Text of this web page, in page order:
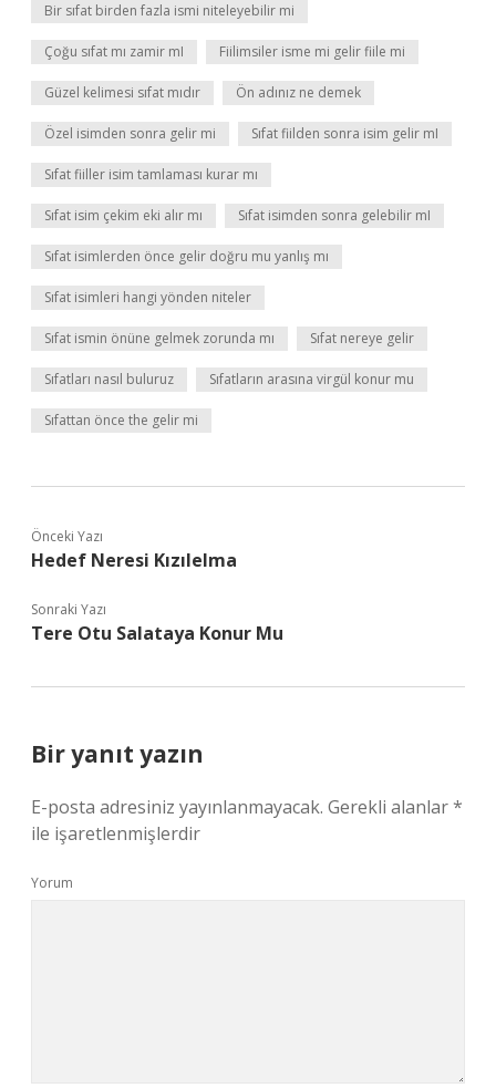
Bir sıfat birden fazla ismi niteleyebilir mi
Çoğu sıfat mı zamir mI Fiilimsiler isme mi gelir fiile mi
Güzel kelimesi sıfat mıdır Ön adınız ne demek
Özel isimden sonra gelir mi Sıfat fiilden sonra isim gelir mI
Sıfat fiiller isim tamlaması kurar mı
Sıfat isim çekim eki alır mı Sıfat isimden sonra gelebilir mI
Sıfat isimlerden önce gelir doğru mu yanlış mı
Sıfat isimleri hangi yönden niteler
Sıfat ismin önüne gelmek zorunda mı Sıfat nereye gelir
Sıfatları nasıl buluruz Sıfatların arasına virgül konur mu
Sıfattan önce the gelir mi
Önceki Yazı
Hedef Neresi Kızılelma
Sonraki Yazı
Tere Otu Salataya Konur Mu
Bir yanıt yazın
E-posta adresiniz yayınlanmayacak. Gerekli alanlar*
ile işaretlenmişlerdir
Yorum